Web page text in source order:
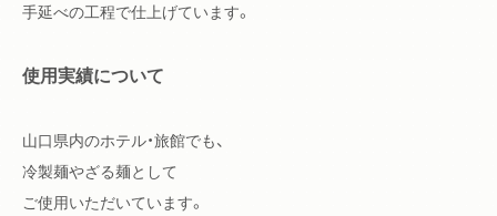
手延べの工程で仕上げています。
使用実績について
山口県内のホテル・旅館でも、
冷製麺やざる麺として
ご使用いただいています。